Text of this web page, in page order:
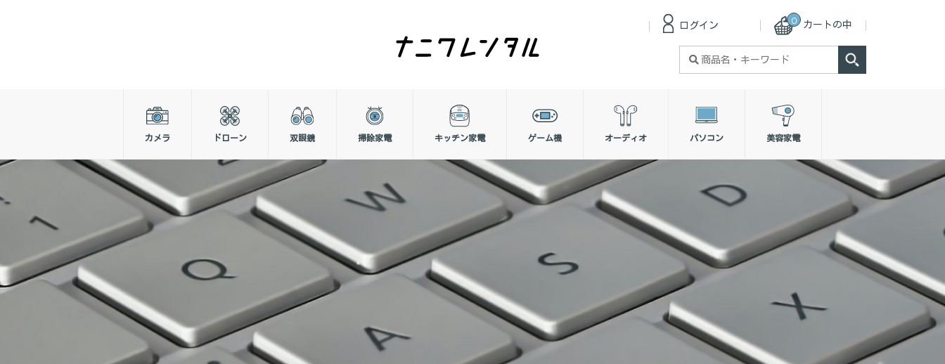
カートの中
0
ログイン
カメラ ドローン 双眼鏡 掃除家電 キッチン家電 ゲーム機 オーディオ パソコン 美容家電